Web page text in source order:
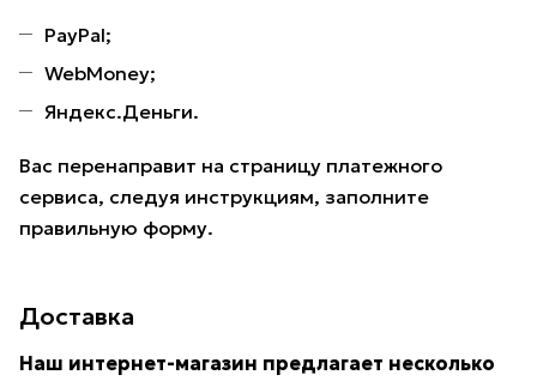
PayPal;
WebMoney;
Яндекс.Деньги.
Вас перенаправит на страницу платежного
сервиса, следуя инструкциям, заполните
правильную форму.
Доставка
Наш интернет-магазин предлагает несколько